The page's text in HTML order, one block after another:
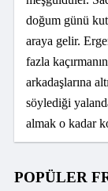
doğum günü
araya gelir.
fazla
arkadaşlarına
söylediği
almak o kadar
POPÜLER